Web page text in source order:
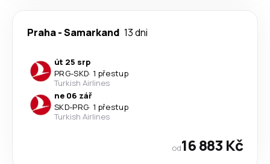
Praha-Samarkand 13 dni
út 25 srp
PRG-SKD· 1 přestup
Turkish Airlines
ne 06 zář
SKD-PRG· 1 přestup
Turkish Airlines
od16 883 Kč